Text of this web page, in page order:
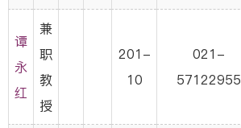
谭
永
红
兼
职
教
授
201-
10
021-
57122955